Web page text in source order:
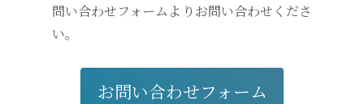
問い合わせフォームよりお問い合わせくださ
い。
お問い合わせフォーム